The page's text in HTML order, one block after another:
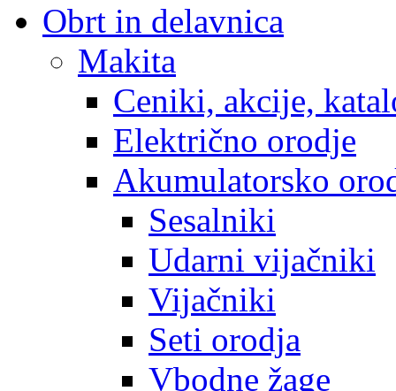
Obrt in delavnica
Makita
Ceniki, akcije,
Električno orodje
Akumulatorsko
Sesalniki
Udarni vijačniki
Vijačniki
Seti orodja
Vbodne žage